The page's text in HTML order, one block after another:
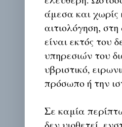
άμεσα και χωρίς
αιτιολόγηση,
είναι εκτός του
υπηρεσιών του
υβριστικό,
πρόσωπο ή την
Σε καμία